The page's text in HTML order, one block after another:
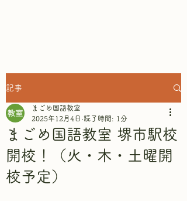
記事
まごめ国語教室 堺市駅校
開校！（火・木・土曜開
校予定）
まごめ国語教室
2025年12月4日 読了時間: 1分